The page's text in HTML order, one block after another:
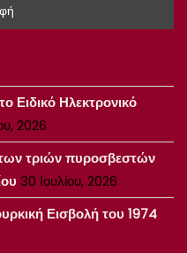
Ειδικό Ηλεκτρονικό
2026
τριών πυροσβεστών
30 Ιουλίου, 2026
Εισβολή του 1974